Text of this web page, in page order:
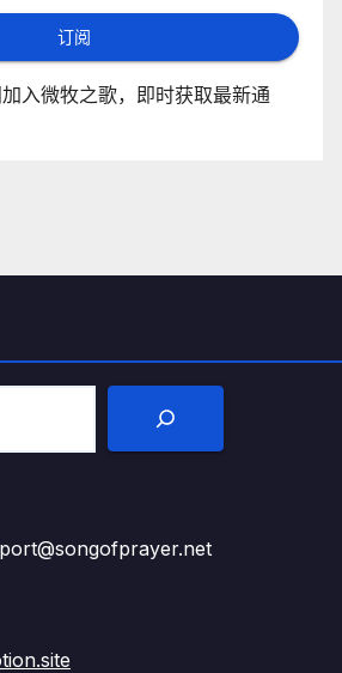
订阅
入微牧之歌，即时获取最新通